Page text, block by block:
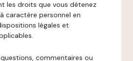
les droits que vous détenez
caractère personnel en
légales et
commentaires ou